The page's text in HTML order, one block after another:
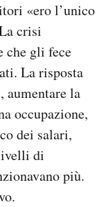
«ero l’unico
crisi
che gli fece
La risposta
aumentare la
occupazione,
dei salari,
di
più.